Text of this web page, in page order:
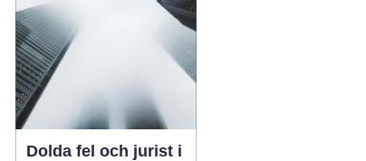
rapporter. Därför väljer
allt fler att samarbet...
Dolda fel och jurist i